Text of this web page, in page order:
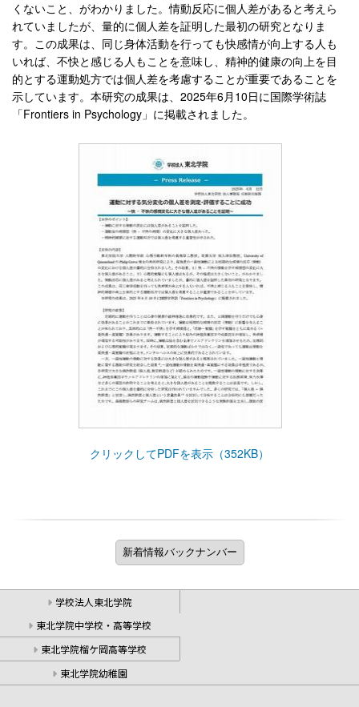
くないこと、がわかりました。情動反応に個人差があると考えら
れていましたが、量的に個人差を証明した最初の研究となりま
す。この成果は、同じ身体活動を行っても快感情が向上する人も
いれば、不快と感じる人もことを意味し、精神的健康の向上を目
的とする運動処方では個人差を考慮することが重要であることを
示しています。本研究の成果は、2025年6月10日に国際学術誌
「Frontiers in Psychology」に掲載されました。
クリックしてPDFを表示（352KB）
学校法人東北学院
東北学院中学校・高等学校
東北学院榴ケ岡高等学校
東北学院幼稚園